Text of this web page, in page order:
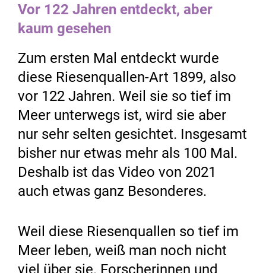
Vor 122 Jahren entdeckt, aber
kaum gesehen
Zum ersten Mal entdeckt wurde
diese Riesenquallen-Art 1899, also
vor 122 Jahren. Weil sie so tief im
Meer unterwegs ist, wird sie aber
nur sehr selten gesichtet. Insgesamt
bisher nur etwas mehr als 100 Mal.
Deshalb ist das Video von 2021
auch etwas ganz Besonderes.
Weil diese Riesenquallen so tief im
Meer leben, weiß man noch nicht
viel über sie. Forscherinnen und